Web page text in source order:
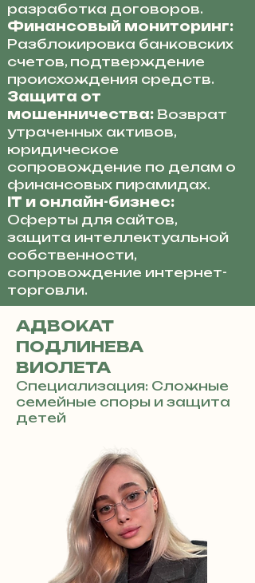
разработка договоров.
Финансовый мониторинг:
Разблокировка банковских
счетов, подтверждение
происхождения средств.
Защита от
мошенничества: Возврат
утраченных активов,
юридическое
сопровождение по делам о
финансовых пирамидах.
IT и онлайн-бизнес:
Оферты для сайтов,
защита интеллектуальной
собственности,
сопровождение интернет-
торговли.
АДВОКАТ
ПОДЛИНЕВА
ВИОЛЕТА
Специализация: Сложные
семейные споры и защита
детей